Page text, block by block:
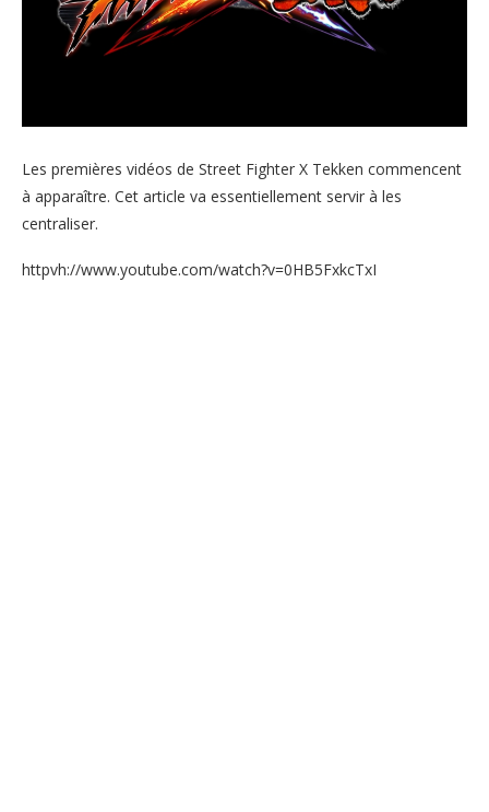
Les premières vidéos de Street Fighter X Tekken commencent
à apparaître. Cet article va essentiellement servir à les
centraliser.
httpvh://www.youtube.com/watch?v=0HB5FxkcTxI